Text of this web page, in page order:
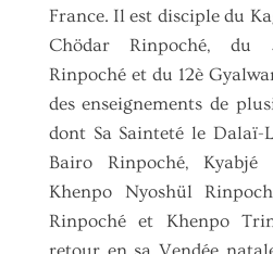
France. Il est disciple du
Chödar Rinpoché, du
Rinpoché et du 12è
des enseignements de
dont Sa Sainteté le Dalaï-
Bairo Rinpoché, Kyabjé
Khenpo Nyoshül
Rinpoché et Khenpo